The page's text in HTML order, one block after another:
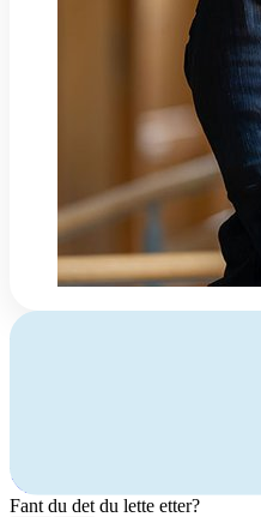
Har du spørsmål om
Kontakt oss
Fant du det du lette etter?